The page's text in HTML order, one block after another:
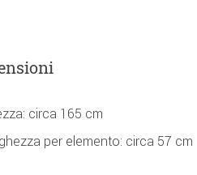
circa 165 cm
per elemento: circa 57 cm